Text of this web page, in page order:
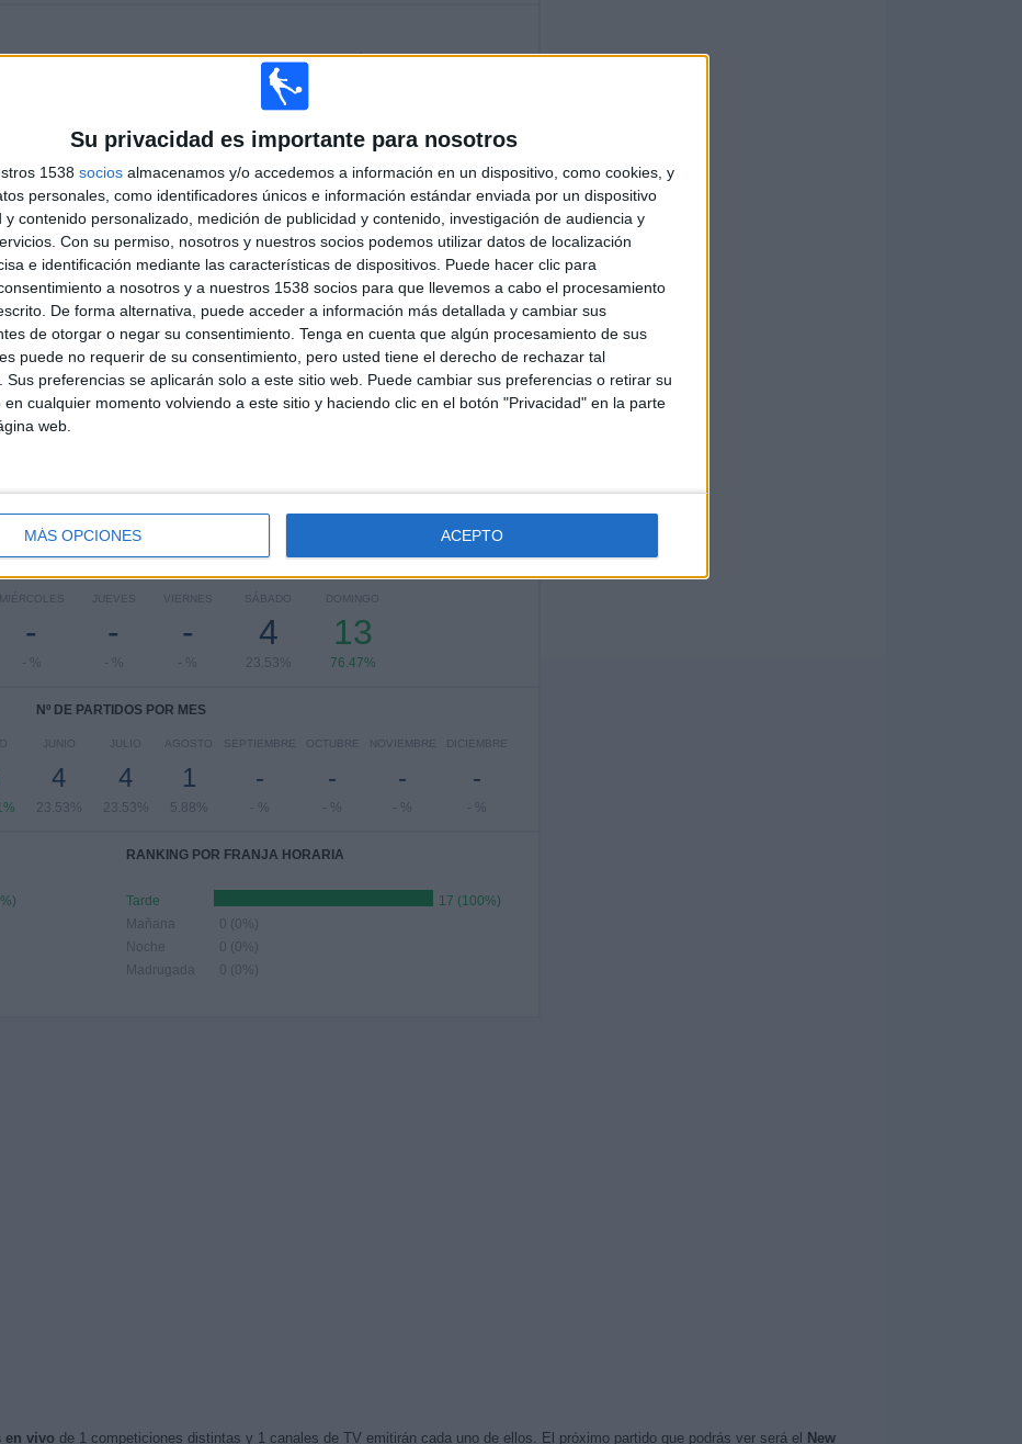
Su privacidad es importante para nosotros
1538 socios almacenamos y/o accedemos a información en un dispositivo, como cookies, y
personales, como identificadores únicos e información estándar enviada por un dispositivo
y contenido personalizado, medición de publicidad y contenido, investigación de audiencia y
Con su permiso, nosotros y nuestros socios podemos utilizar datos de localización
e identificación mediante las características de dispositivos. Puede hacer clic para
a nosotros y a nuestros 1538 socios para que llevemos a cabo el procesamiento
De forma alternativa, puede acceder a información más detallada y cambiar sus
de otorgar o negar su consentimiento. Tenga en cuenta que algún procesamiento de sus
puede no requerir de su consentimiento, pero usted tiene el derecho de rechazar tal
Sus preferencias se aplicarán solo a este sitio web. Puede cambiar sus preferencias o retirar su
en cualquier momento volviendo a este sitio y haciendo clic en el botón "Privacidad" en la parte
web.
MÁS OPCIONES ACEPTO
TOTAL
DÍAS
GRATUÍTO
PARTIDOS
DE PAGO
TOTAL
12
RIVALES
MÁXIMO
3
VS
Chattanooga
FC
TOTAL
1
COMPETICIONES
RANKING POR COMPETICIONES
MLS Next Pro 17 (100%)
MIÉRCOLES
-
- %
JUEVES
-
- %
VIERNES
-
- %
SÁBADO
4
23.53%
DOMINGO
13
76.47%
Nº DE PARTIDOS POR MES
JUNIO
4
23.53%
JULIO
4
23.53%
AGOSTO
1
5.88%
SEPTIEMBRE
-
- %
OCTUBRE
-
- %
NOVIEMBRE
-
- %
DICIEMBRE
-
- %
RANKING POR FRANJA HORARIA
Tarde
17 (100%)
Mañana
0 (0%)
Noche
0 (0%)
Madrugada
0 (0%)
en vivo de 1 competiciones distintas y 1 canales de TV emitirán cada uno de ellos. El próximo partido que podrás ver será el New